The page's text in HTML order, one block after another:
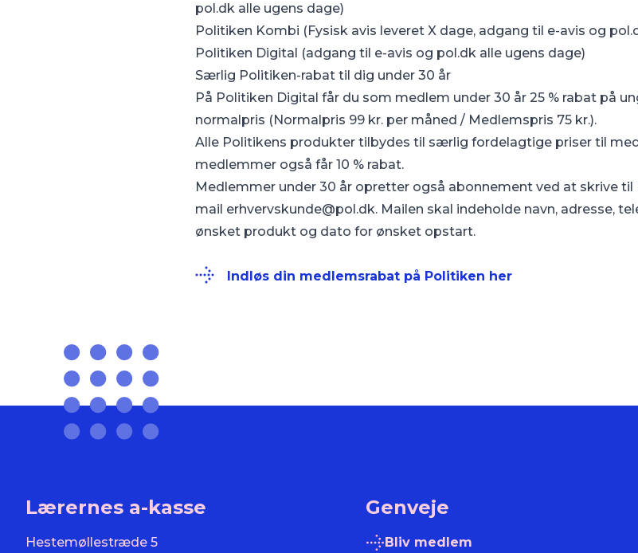
pol.dk alle ugens dage)
Politiken Kombi (Fysisk avis leveret X dage, adgang til e-avis og
Politiken Digital (adgang til e-avis og pol.dk alle ugens dage)
Særlig Politiken-rabat til dig under 30 år
På Politiken Digital får du som medlem under 30 år 25 % rabat på
normalpris (Normalpris 99 kr. per måned / Medlemspris 75 kr.).
Alle Politikens produkter tilbydes til særlig fordelagtige priser til
medlemmer også får 10 % rabat.
Medlemmer under 30 år opretter også abonnement ved at skrive til
mail erhvervskunde@pol.dk. Mailen skal indeholde navn, adresse,
ønsket produkt og dato for ønsket opstart.
Indløs din medlemsrabat på Politiken her
Lærernes a-kasse
Hestemøllestræde 5
Genveje
Bliv medlem